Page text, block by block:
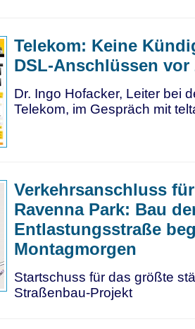
Telekom: Keine
DSL-Anschlüssen vor
Dr. Ingo Hofacker, Leiter bei
Telekom, im Gespräch mit
Verkehrsanschluss
Ravenna Park: Bau
Entlastungsstraße
Montagmorgen
Startschuss für das größte
Straßenbau-Projekt